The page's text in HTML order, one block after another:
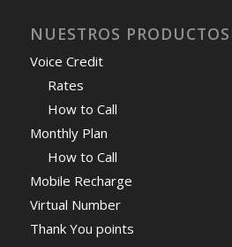
NUESTROS PRODUCTOS
Voice Credit
Rates
How to Call
Monthly Plan
How to Call
Mobile Recharge
Virtual Number
Thank You points